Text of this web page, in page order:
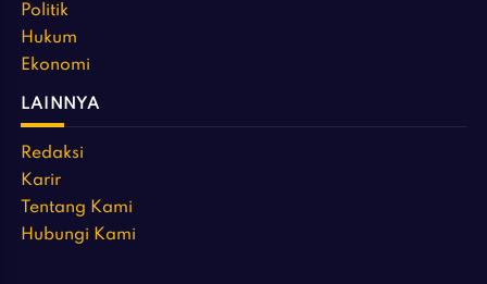
Politik
Hukum
Ekonomi
LAINNYA
Redaksi
Karir
Tentang Kami
Hubungi Kami